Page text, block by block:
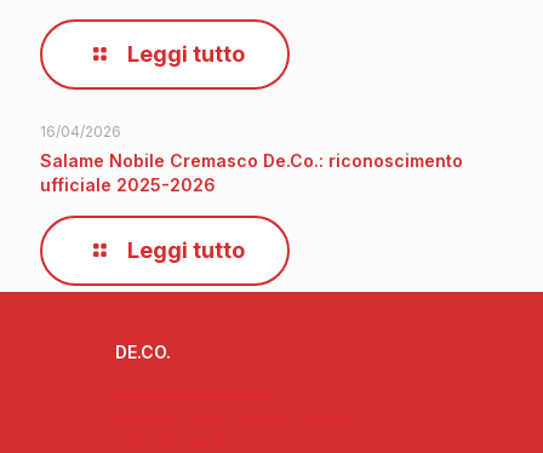
Leggi tutto
16/04/2026
Salame Nobile Cremasco De.Co.: riconoscimento
ufficiale 2025-2026
Leggi tutto
DE.CO.